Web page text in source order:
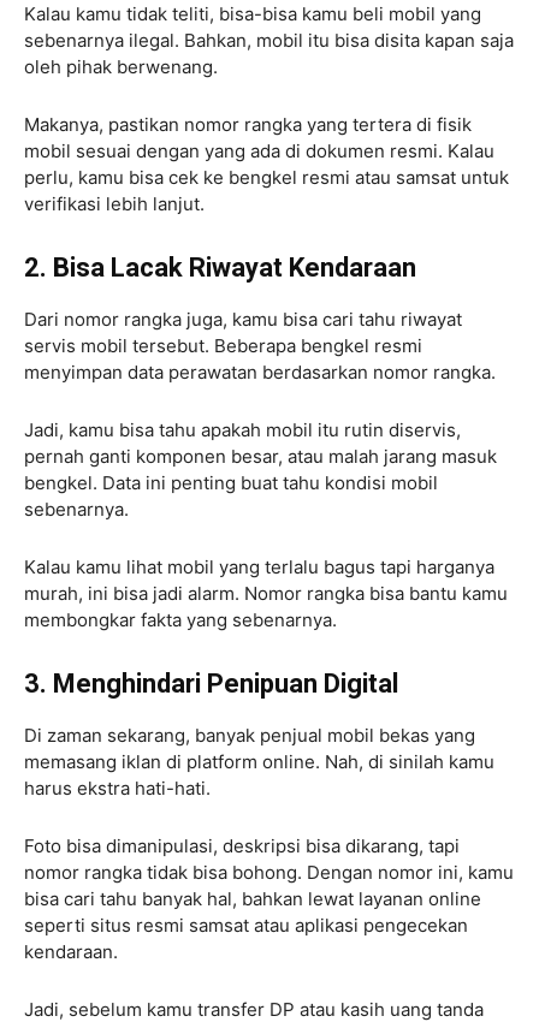
Kalau kamu tidak teliti, bisa-bisa kamu beli mobil yang
sebenarnya ilegal. Bahkan, mobil itu bisa disita kapan saja
oleh pihak berwenang.
Makanya, pastikan nomor rangka yang tertera di fisik
mobil sesuai dengan yang ada di dokumen resmi. Kalau
perlu, kamu bisa cek ke bengkel resmi atau samsat untuk
verifikasi lebih lanjut.
2. Bisa Lacak Riwayat Kendaraan
Dari nomor rangka juga, kamu bisa cari tahu riwayat
servis mobil tersebut. Beberapa bengkel resmi
menyimpan data perawatan berdasarkan nomor rangka.
Jadi, kamu bisa tahu apakah mobil itu rutin diservis,
pernah ganti komponen besar, atau malah jarang masuk
bengkel. Data ini penting buat tahu kondisi mobil
sebenarnya.
Kalau kamu lihat mobil yang terlalu bagus tapi harganya
murah, ini bisa jadi alarm. Nomor rangka bisa bantu kamu
membongkar fakta yang sebenarnya.
3. Menghindari Penipuan Digital
Di zaman sekarang, banyak penjual mobil bekas yang
memasang iklan di platform online. Nah, di sinilah kamu
harus ekstra hati-hati.
Foto bisa dimanipulasi, deskripsi bisa dikarang, tapi
nomor rangka tidak bisa bohong. Dengan nomor ini, kamu
bisa cari tahu banyak hal, bahkan lewat layanan online
seperti situs resmi samsat atau aplikasi pengecekan
kendaraan.
Jadi, sebelum kamu transfer DP atau kasih uang tanda